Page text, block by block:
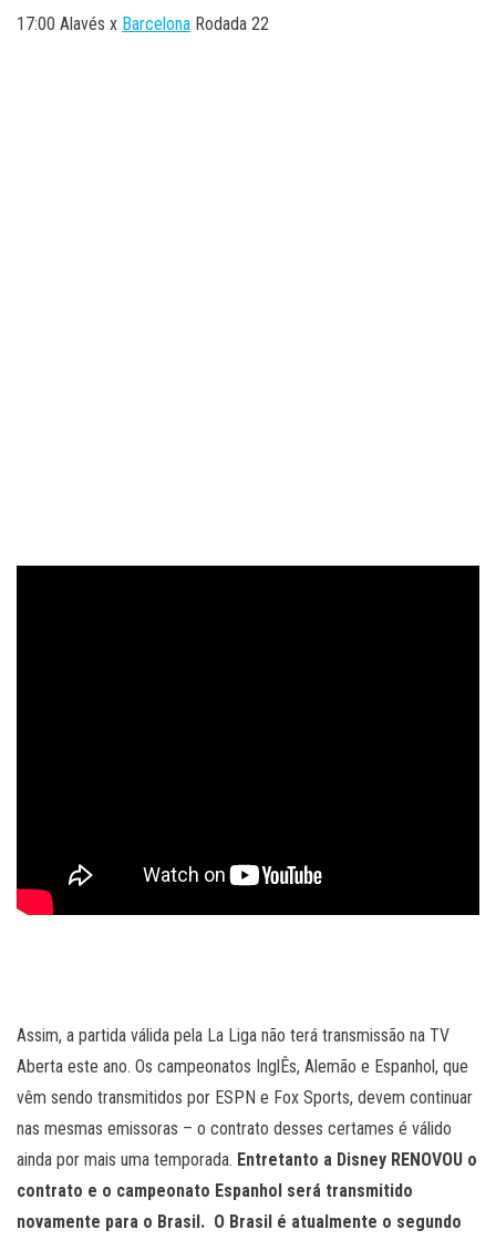
17:00 Alavés x Barcelona Rodada 22
Assim, a partida válida pela La Liga não terá transmissão na TV
Aberta este ano. Os campeonatos InglÊs, Alemão e Espanhol, que
vêm sendo transmitidos por ESPN e Fox Sports, devem continuar
nas mesmas emissoras – o contrato desses certames é válido
ainda por mais uma temporada. Entretanto a Disney RENOVOU o
contrato e o campeonato Espanhol será transmitido
novamente para o Brasil. O Brasil é atualmente o segundo